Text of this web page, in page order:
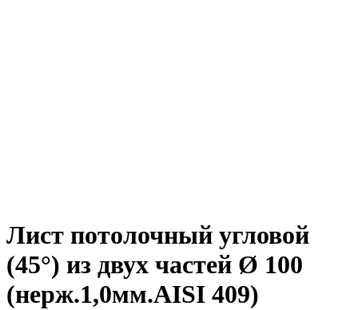
Лист потолочный угловой
(45°) из двух частей Ø 100
(нерж.1,0мм.AISI 409)